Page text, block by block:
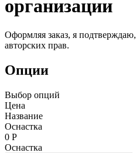
организации
Оформляя заказ, я
авторских прав.
Опции
Выбор опций
Цена
Название
Оснастка
0 Р
Оснастка